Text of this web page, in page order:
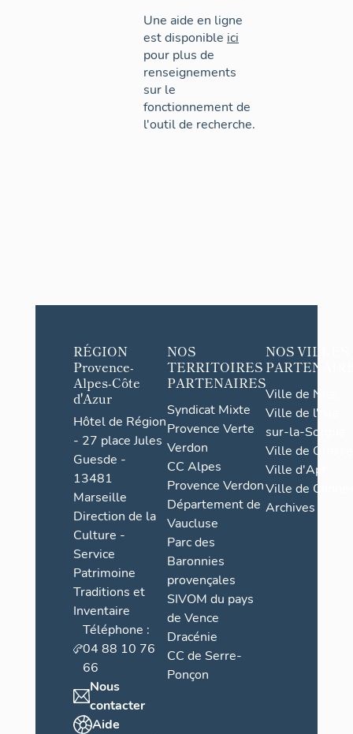
Une aide en ligne
est disponible ici
pour plus de
renseignements
sur le
fonctionnement de
l'outil de recherche.
RÉGION
Provence-
Alpes-Côte
d'Azur
Hôtel de Région
- 27 place Jules
Guesde -
13481
Marseille
Direction de la
Culture -
Service
Patrimoine
Traditions et
Inventaire
Téléphone :
04 88 10 76
66
Nous
contacter
Aide
NOS
TERRITOIRES
PARTENAIRES
Syndicat Mixte
Provence Verte
Verdon
CC Alpes
Provence Verdon
Département de
Vaucluse
Parc des
Baronnies
provençales
SIVOM du pays
de Vence
Dracénie
CC de Serre-
Ponçon
NOS VILLES
Ville de Nice
Ville de l'Isle-
sur-la-Sorgue
Ville de Grasse
Ville d'Apt
Ville de
Archives